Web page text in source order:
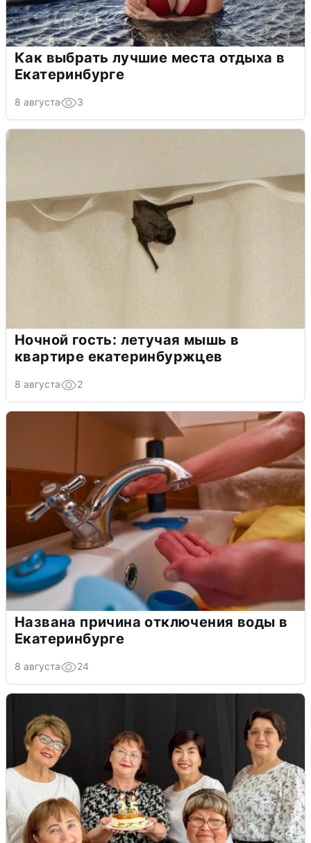
Как выбрать лучшие места отдыха в
Екатеринбурге
8 августа 3
Ночной гость: летучая мышь в
квартире екатеринбуржцев
8 августа 2
Названа причина отключения воды в
Екатеринбурге
8 августа 24